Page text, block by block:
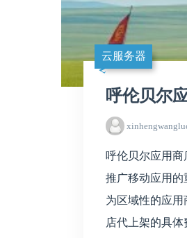
云服务器
呼伦贝尔
呼伦贝尔应用
推广移动应用
为区域性的应
店代上架的具